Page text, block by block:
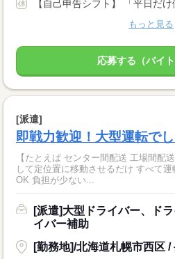
もっと見る
応募する（バイト
[派遣]
即戦力歓迎！大型運転で
【たとえば センター間配送 工場間配
して定位置に移動させるだけ すべて
OK 負担が少ない...
[派遣]大型ドライバー、ド
イバー補助
[勤務地]/北海道札幌市西区 /